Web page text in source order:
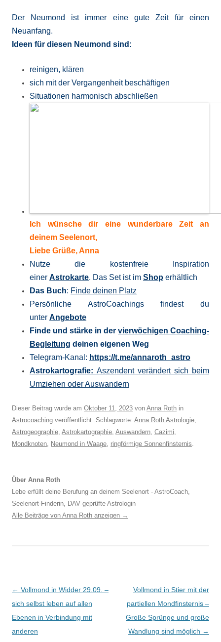
Der Neumond ist immer eine gute Zeit für einen
Neuanfang.
Ideen für diesen Neumond sind:
reinigen, klären
sich mit der Vergangenheit beschäftigen
Situationen harmonisch abschließen
Ich wünsche dir eine wunderbare Zeit an
deinem Seelenort,
Liebe Grüße, Anna
Nutze die kostenfreie Inspiration
einer Astrokarte. Das Set ist im Shop erhältlich
Das Buch: Finde deinen Platz
Persönliche AstroCoachings findest du
unter Angebote
Finde und stärke in der vierwöchigen Coaching-
Begleitung deinen eigenen Weg
Telegram-Kanal: https://t.me/annaroth_astro
Astrokartografie: Aszendent verändert sich beim
Umziehen oder Auswandern
Dieser Beitrag wurde am Oktober 11, 2023 von Anna Roth in
Astrocoaching veröffentlicht. Schlagworte: Anna Roth Astrologie,
Astrogeographie, Astrokartographie, Auswandern, Cazimi,
Mondknoten, Neumond in Waage, ringförmige Sonnenfinsternis.
Über Anna Roth
Lebe erfüllt deine Berufung an deinem Seelenort - AstroCoach,
Seelenort-Finderin, DAV geprüfte Astrologin
Alle Beiträge von Anna Roth anzeigen →
Beitragsnavigation
← Vollmond in Widder 29.09. –
sich selbst leben auf allen
Ebenen in Verbindung mit
anderen
Vollmond in Stier mit der
partiellen Mondfinsternis –
Große Sprünge und große
Wandlung sind möglich →